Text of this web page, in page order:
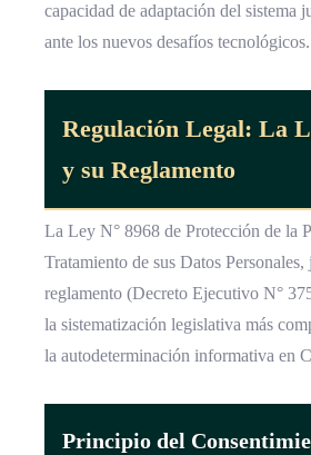
capacidad de adaptación del sistema
ante los nuevos desafíos tecnológicos.
Regulación Legal: La
y su Reglamento
La Ley N° 8968 de Protección de la
Tratamiento de sus Datos Personales,
reglamento (Decreto Ejecutivo N°
la sistematización legislativa más
la autodeterminación informativa en
Principio del